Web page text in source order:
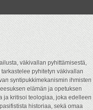
väkivallan pyhittämisestä,
pyhitetyn väkivallan
syntipukkimekanismin ihmisten
elämän ja opetuksen
ja kritisoi teologiaa, joka edelleen
historiaa, sekä omaa